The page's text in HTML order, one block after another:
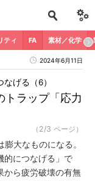
ティ FA 素材／化学
2024年6月11日
トラップ「応力
げる（6）
（2/3 ページ）
大なものになる。
的につなげる」で
から疲労破壊の有無